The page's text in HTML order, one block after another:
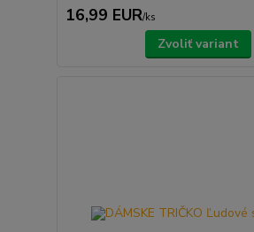
16,99 EUR/ks
Zvoliť variant